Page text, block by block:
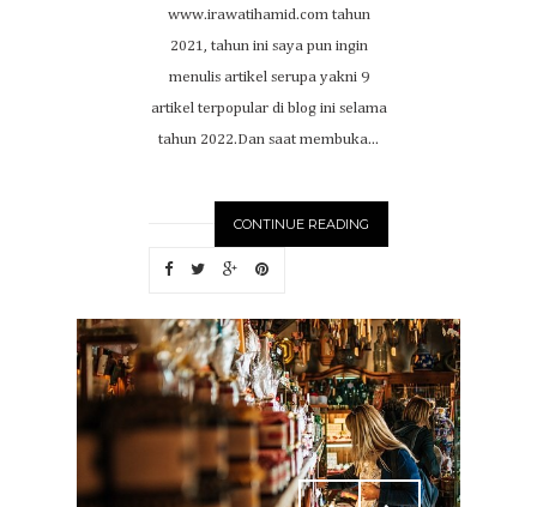
www.irawatihamid.com tahun
2021, tahun ini saya pun ingin
menulis artikel serupa yakni 9
artikel terpopular di blog ini selama
tahun 2022.Dan saat membuka...
CONTINUE READING